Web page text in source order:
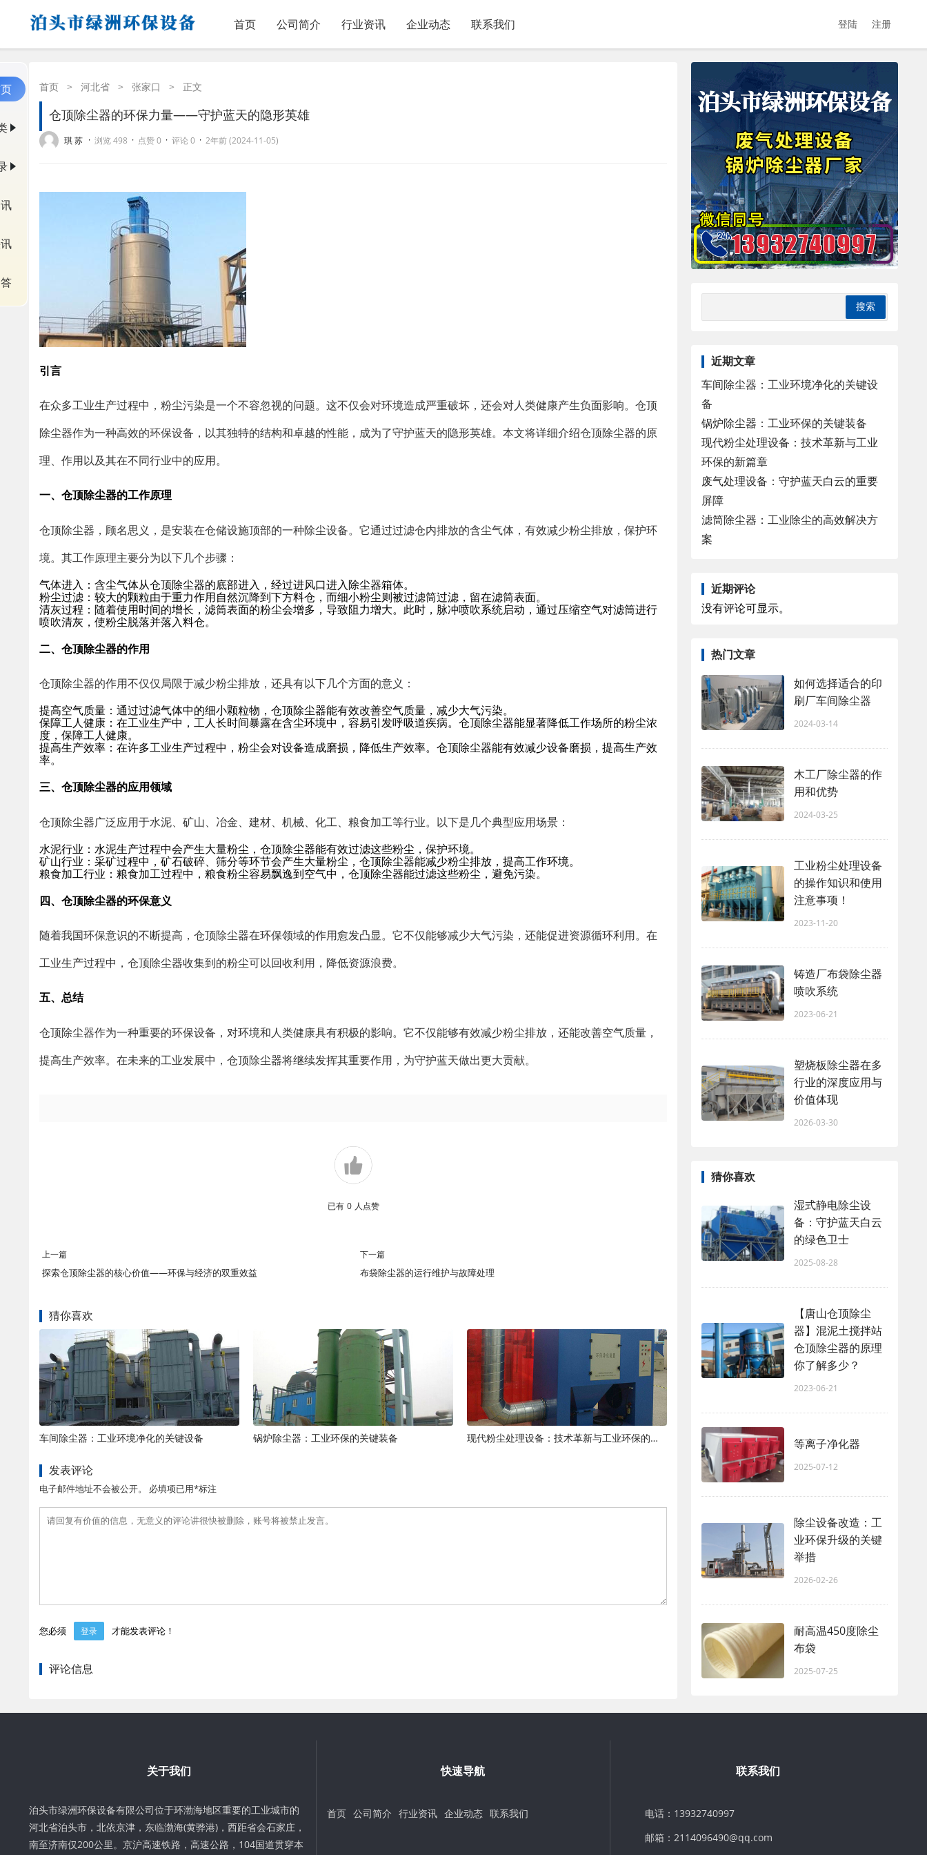
首页 公司简介 行业资讯 企业动态 联系我们 登陆 注册
首页 > 河北省 > 张家口 > 正文
仓顶除尘器的环保力量——守护蓝天的隐形英雄
琪 苏 · 浏览 498 · 点赞 0 · 评论 0 · 2年前 (2024-11-05)
引言
在众多工业生产过程中，粉尘污染是一个不容忽视的问题。这不仅会对环境造成严重破坏，还会对人类健康产生负面影响。仓顶
除尘器作为一种高效的环保设备，以其独特的结构和卓越的性能，成为了守护蓝天的隐形英雄。本文将详细介绍仓顶除尘器的原
理、作用以及其在不同行业中的应用。
一、仓顶除尘器的工作原理
仓顶除尘器，顾名思义，是安装在仓储设施顶部的一种除尘设备。它通过过滤仓内排放的含尘气体，有效减少粉尘排放，保护环
境。其工作原理主要分为以下几个步骤：
气体进入 ：含尘气体从仓顶除尘器的底部进入，经过进风口进入除尘器箱体。
粉尘过滤 ：较大的颗粒由于重力作用自然沉降到下方料仓，而细小粉尘则被过滤筒过滤，留在滤筒表面。
清灰过程 ：随着使用时间的增长，滤筒表面的粉尘会增多，导致阻力增大。此时，脉冲喷吹系统启动，通过压缩空气对滤筒进行
喷吹清灰，使粉尘脱落并落入料仓。
二、仓顶除尘器的作用
仓顶除尘器的作用不仅仅局限于减少粉尘排放，还具有以下几个方面的意义：
提高空气质量 ：通过过滤气体中的细小颗粒物，仓顶除尘器能有效改善空气质量，减少大气污染。
保障工人健康 ：在工业生产中，工人长时间暴露在含尘环境中，容易引发呼吸道疾病。仓顶除尘器能显著降低工作场所的粉尘浓
度，保障工人健康。
提高生产效率 ：在许多工业生产过程中，粉尘会对设备造成磨损，降低生产效率。仓顶除尘器能有效减少设备磨损，提高生产效
率。
三、仓顶除尘器的应用领域
仓顶除尘器广泛应用于水泥、矿山、冶金、建材、机械、化工、粮食加工等行业。以下是几个典型应用场景：
水泥行业 ：水泥生产过程中会产生大量粉尘，仓顶除尘器能有效过滤这些粉尘，保护环境。
矿山行业 ：采矿过程中，矿石破碎、筛分等环节会产生大量粉尘，仓顶除尘器能减少粉尘排放，提高工作环境。
粮食加工行业 ：粮食加工过程中，粮食粉尘容易飘逸到空气中，仓顶除尘器能过滤这些粉尘，避免污染。
四、仓顶除尘器的环保意义
随着我国环保意识的不断提高，仓顶除尘器在环保领域的作用愈发凸显。它不仅能够减少大气污染，还能促进资源循环利用。在
工业生产过程中，仓顶除尘器收集到的粉尘可以回收利用，降低资源浪费。
五、总结
仓顶除尘器作为一种重要的环保设备，对环境和人类健康具有积极的影响。它不仅能够有效减少粉尘排放，还能改善空气质量，
提高生产效率。在未来的工业发展中，仓顶除尘器将继续发挥其重要作用，为守护蓝天做出更大贡献。
已有 0 人点赞
上一篇
探索仓顶除尘器的核心价值——环保与经济的双重效益
下一篇
布袋除尘器的运行维护与故障处理
猜你喜欢
车间除尘器：工业环境净化的关键设备 锅炉除尘器：工业环保的关键装备 现代粉尘处理设备：技术革新与工业环保的新篇章
发表评论
电子邮件地址不会被公开。 必填项已用*标注
您必须 登录 才能发表评论！
评论信息
近期文章
车间除尘器：工业环境净化的关键设
备
锅炉除尘器：工业环保的关键装备
现代粉尘处理设备：技术革新与工业
环保的新篇章
废气处理设备：守护蓝天白云的重要
屏障
滤筒除尘器：工业除尘的高效解决方
案
近期评论
没有评论可显示。
热门文章
如何选择适合的印
刷厂车间除尘器
2024-03-14
木工厂除尘器的作
用和优势
2024-03-25
工业粉尘处理设备​
的操作知识和使用
注意事项！
2023-11-20
铸造厂布袋除尘器
喷吹系统
2023-06-21
塑烧板除尘器在多
行业的深度应用与
价值体现
2026-03-30
猜你喜欢
湿式静电除尘设
备：守护蓝天白云
的绿色卫士
2025-08-28
【唐山仓顶除尘
器】混泥土搅拌站
仓顶除尘器的原理
你了解多少？
2023-06-21
等离子净化器
2025-07-12
除尘设备改造：工
业环保升级的关键
举措
2026-02-26
耐高温450度除尘
布袋
2025-07-25
关于我们
泊头市绿洲环保设备有限公司位于环渤海地区重要的工业城市的
河北省泊头市，北依京津，东临渤海(黄骅港)，西距省会石家庄，
南至济南仅200公里。京沪高速铁路，高速公路，104国道贯穿本
快速导航
首页 公司简介 行业资讯 企业动态 联系我们
联系我们
电话：13932740997
邮箱：2114096490@qq.com